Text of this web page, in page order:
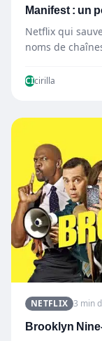
Manifest : un
Netflix qui
noms de
CIcirilla
NETFLIX 3 min
Brooklyn